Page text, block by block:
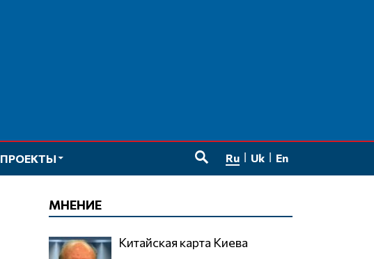
ПРОЕКТЫ
Ru Uk En
МНЕНИЕ
Китайская карта Киева